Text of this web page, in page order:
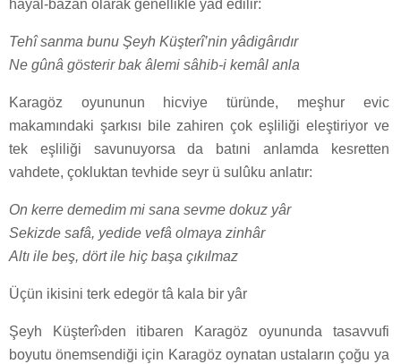
hayâl-bâzân olarak genellikle yâd edilir:
Tehî sanma bunu Şeyh Küşterî’nin yâdigârıdır
Ne gûnâ gösterir bak âlemi sâhib-i kemâl anla
Karagöz oyununun hicviye türünde, meşhur evic
makamındaki şarkısı bile zahiren çok eşliliği eleştiriyor ve
tek eşliliği savunuyorsa da batıni anlamda kesretten
vahdete, çokluktan tevhide seyr ü sulûku anlatır:
On kerre demedim mi sana sevme dokuz yâr
Sekizde safâ, yedide vefâ olmaya zinhâr
Altı ile beş, dört ile hiç başa çıkılmaz
Üçün ikisini terk edegör tâ kala bir yâr
Şeyh Küşterî›den itibaren Karagöz oyununda tasavvufi
boyutu önemsendiği için Karagöz oynatan ustaların çoğu ya